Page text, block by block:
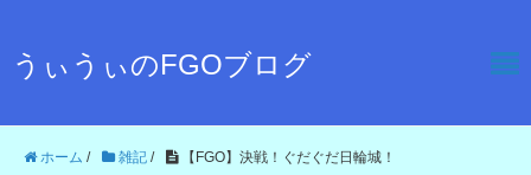
うぃうぃのFGOブログ
ホーム / 雑記 / 【FGO】決戦！ぐだぐだ日輪城！